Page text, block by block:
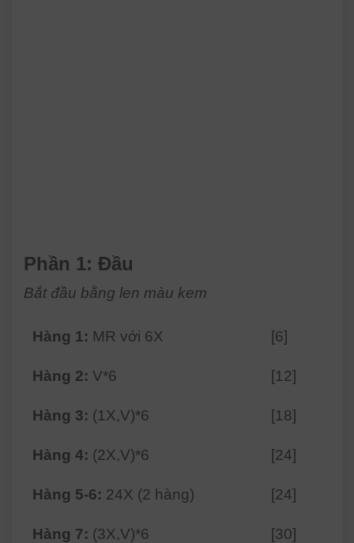
Phần 1: Đầu
Bắt đầu bằng len màu kem
Hàng 1: MR với 6X [6]
Hàng 2: V*6 [12]
Hàng 3: (1X,V)*6 [18]
Hàng 4: (2X,V)*6 [24]
Hàng 5-6: 24X (2 hàng) [24]
Hàng 7: (3X,V)*6 [30]